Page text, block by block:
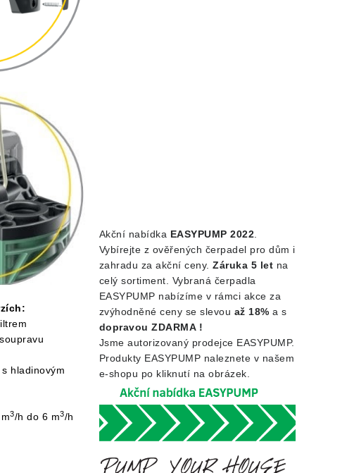
hladinovým
3/h do 6 m3/h
Akční nabídka EASYPUMP 2022.
Vybírejte z ověřených čerpadel pro dům i
zahradu za akční ceny. Záruka 5 let na
celý sortiment. Vybraná čerpadla
EASYPUMP nabízíme v rámci akce za
zvýhodněné ceny se slevou až 18% a s
dopravou ZDARMA !
Jsme autorizovaný prodejce EASYPUMP.
Produkty EASYPUMP naleznete v našem
e-shopu po kliknutí na obrázek.